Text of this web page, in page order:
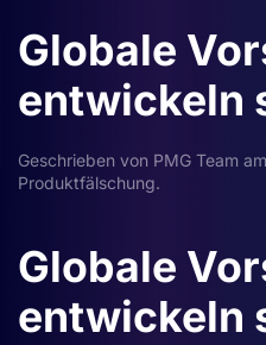
Globale
entwickeln
Geschrieben von PMG Team am
Produktfälschung.
Globale
entwickeln